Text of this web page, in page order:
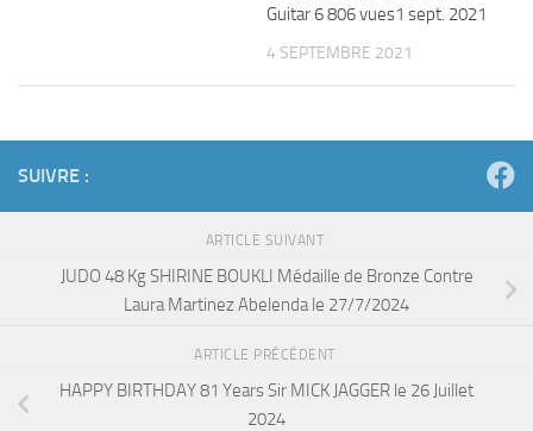
Guitar 6 806 vues1 sept. 2021
4 SEPTEMBRE 2021
SUIVRE :
ARTICLE SUIVANT
JUDO 48 Kg SHIRINE BOUKLI Médaille de Bronze Contre
Laura Martinez Abelenda le 27/7/2024
ARTICLE PRÉCÉDENT
HAPPY BIRTHDAY 81 Years Sir MICK JAGGER le 26 Juillet
2024